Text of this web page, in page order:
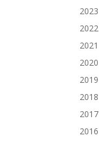
2023
2022
2021
2020
2019
2018
2017
2016